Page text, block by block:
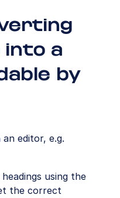
into a
by
editor, e.g.
using the
the correct